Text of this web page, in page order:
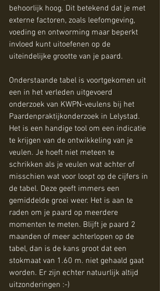
behoorlijk hoog. Dit betekend dat je met
externe factoren, zoals leefomgeving,
voeding en ontworming maar beperkt
invloed kunt uitoefenen op de
uiteindelijke grootte van je paard.
Onderstaande tabel is voortgekomen uit
een in het verleden uitgevoerd
onderzoek van KWPN-veulens bij het
Paardenpraktijkonderzoek in Lelystad.
Het is een handige tool om een indicatie
te krijgen van de ontwikkeling van je
veulen. Je hoeft niet meteen te
schrikken als je veulen wat achter of
misschien wat voor loopt op de cijfers in
de tabel. Deze geeft immers een
gemiddelde groei weer. Het is aan te
raden om je paard op meerdere
momenten te meten. Blijft je paard 2
maanden of meer achterlopen op de
tabel, dan is de kans groot dat een
stokmaat van 1.60 m. niet gehaald gaat
worden. Er zijn echter natuurlijk altijd
uitzonderingen :-)